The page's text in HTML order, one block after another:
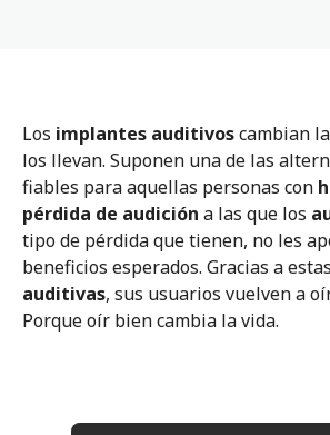
Los implantes auditivoscambian
los llevan. Suponen una de las
fiables para aquellas personas con
pérdida de audición a las que los
tipo de pérdida que tienen, no les
beneficios esperados. Gracias a estas
auditivas, sus usuarios vuelven a
Porque oír bien cambia la vida.